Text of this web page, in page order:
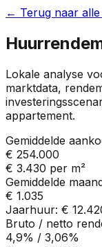
← Terug naar alle
Lokale analyse
marktdata,
appartement.
Gemiddelde
€ 254.000
€ 3.430 per m²
Gemiddelde
€ 1.035
Jaarhuur: €
Bruto / netto
4,9% / 3,06%